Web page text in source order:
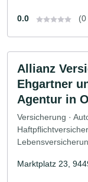
0.0
Allianz
Ehgartner
Agentur in
Versicherung ·
Marktplatz 23,